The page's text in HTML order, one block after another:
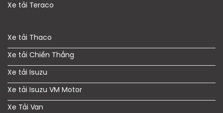
Xe tải Teraco
Xe tải Thaco
Xe tải Chiến Thắng
Xe tải Isuzu
Xe tải Isuzu VM Motor
Xe Tải Van